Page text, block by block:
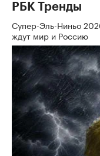
РБК Тренды
Супер-Эль-Ниньо
ждут мир и Россию